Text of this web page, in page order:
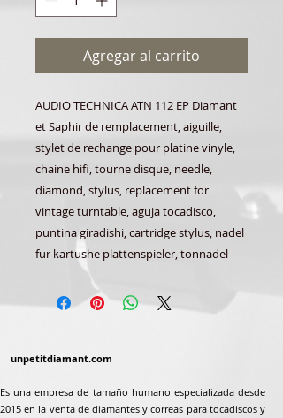
Agregar al carrito
AUDIO TECHNICA ATN 112 EP Diamant
et Saphir de remplacement, aiguille,
stylet de rechange pour platine vinyle,
chaine hifi, tourne disque, needle,
diamond, stylus, replacement for
vintage turntable, aguja tocadisco,
puntina giradishi, cartridge stylus, nadel
fur kartushe plattenspieler, tonnadel
unpetitdiamant.com
Es una empresa de tamaño humano especializada desde
2015 en la venta de diamantes y correas para tocadiscos y